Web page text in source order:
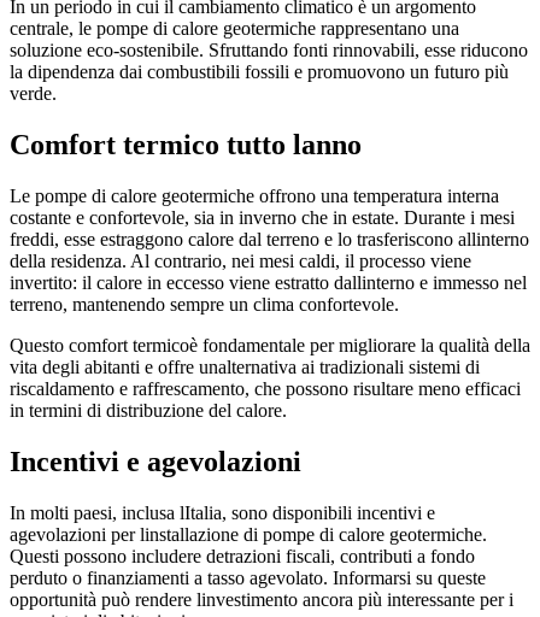
In un periodo in cui il cambiamento climatico è un argomento
centrale, le pompe di calore geotermiche rappresentano una
soluzione eco-sostenibile. Sfruttando fonti rinnovabili, esse riducono
la dipendenza dai combustibili fossili e promuovono un futuro più
verde.
Comfort termico tutto lanno
Le pompe di calore geotermiche offrono una temperatura interna
costante e confortevole, sia in inverno che in estate. Durante i mesi
freddi, esse estraggono calore dal terreno e lo trasferiscono allinterno
della residenza. Al contrario, nei mesi caldi, il processo viene
invertito: il calore in eccesso viene estratto dallinterno e immesso nel
terreno, mantenendo sempre un clima confortevole.
Questo comfort termicoè fondamentale per migliorare la qualità della
vita degli abitanti e offre unalternativa ai tradizionali sistemi di
riscaldamento e raffrescamento, che possono risultare meno efficaci
in termini di distribuzione del calore.
Incentivi e agevolazioni
In molti paesi, inclusa lItalia, sono disponibili incentivi e
agevolazioni per linstallazione di pompe di calore geotermiche.
Questi possono includere detrazioni fiscali, contributi a fondo
perduto o finanziamenti a tasso agevolato. Informarsi su queste
opportunità può rendere linvestimento ancora più interessante per i